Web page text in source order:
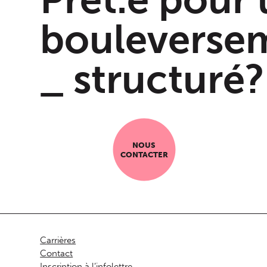
_ structuré?
NOUS
CONTACTER
info@
Carrières
Contact